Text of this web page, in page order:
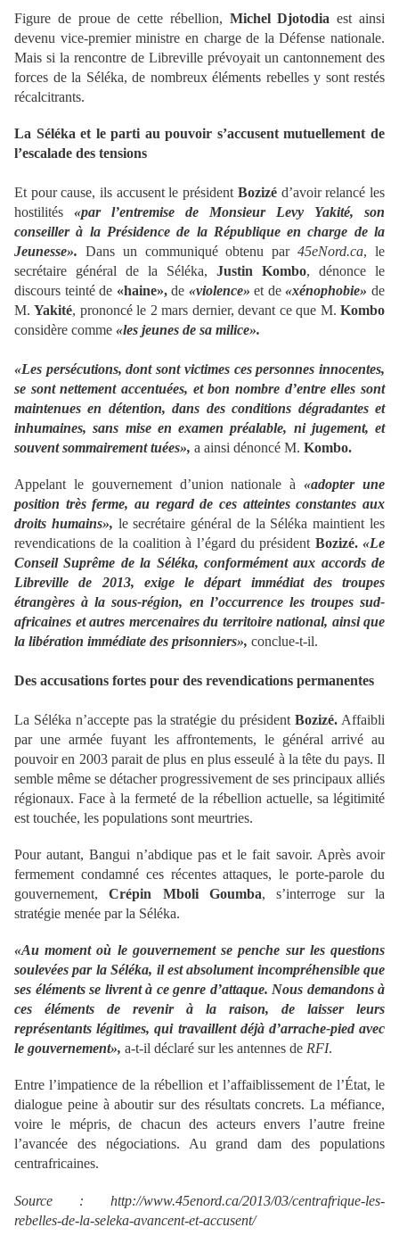
Figure de proue de cette rébellion, Michel Djotodia est ainsi
devenu vice-premier ministre en charge de la Défense nationale.
Mais si la rencontre de Libreville prévoyait un cantonnement des
forces de la Séléka, de nombreux éléments rebelles y sont restés
récalcitrants.
La Séléka et le parti au pouvoir s’accusent mutuellement de
l’escalade des tensions
Et pour cause, ils accusent le président Bozizéd’avoir relancé les
hostilités «par l’entremise de Monsieur Levy Yakité, son
conseiller à la Présidence de la République en charge de la
Jeunesse». Dans un communiqué obtenu par45eNord.ca, le
secrétaire général de la Séléka, Justin Kombo, dénonce le
discours teinté de «haine»,de «violence» et de«xénophobie» de
M.Yakité, prononcé le 2 mars dernier, devant ce que M.Kombo
considère comme «les jeunes de sa milice».
«Les persécutions, dont sont victimes ces personnes innocentes,
se sont nettement accentuées, et bon nombre d’entre elles sont
maintenues en détention, dans des conditions dégradantes et
inhumaines, sans mise en examen préalable, ni jugement, et
souvent sommairement tuées», a ainsi dénoncé M. Kombo.
Appelant le gouvernement d’union nationale à«adopter une
position très ferme, au regard de ces atteintes constantes aux
droits humains», le secrétaire général de la Séléka maintient les
revendications de la coalition à l’égard du président Bozizé. «Le
Conseil Suprême de la Séléka, conformément aux accords de
Libreville de 2013, exige le départ immédiat des troupes
étrangères à la sous-région, en l’occurrence les troupes sud-
africaines et autres mercenaires du territoire national, ainsi que
la libération immédiate des prisonniers», conclue-t-il.
Des accusations fortes pour des revendications permanentes
La Séléka n’accepte pas la stratégie du présidentBozizé. Affaibli
par une armée fuyant les affrontements, le général arrivé au
pouvoir en 2003 parait de plus en plus esseulé à la tête du pays. Il
semble même se détacher progressivement de ses principaux alliés
régionaux. Face à la fermeté de la rébellion actuelle, sa légitimité
est touchée, les populations sont meurtries.
Pour autant, Bangui n’abdique pas et le fait savoir. Après avoir
fermement condamné ces récentes attaques, le porte-parole du
gouvernement,Crépin Mboli Goumba, s’interroge sur la
stratégie menée par la Séléka.
«Au moment où le gouvernement se penche sur les questions
soulevées par la Séléka, il est absolument incompréhensible que
ses éléments se livrent à ce genre d’attaque. Nous demandons à
ces éléments de revenir à la raison, de laisser leurs
représentants légitimes, qui travaillent déjà d’arrache-pied avec
le gouvernement», a-t-il déclaré sur les antennes de RFI.
Entre l’impatience de la rébellion et l’affaiblissement de l’État, le
dialogue peine à aboutir sur des résultats concrets. La méfiance,
voire le mépris, de chacun des acteurs envers l’autre freine
l’avancée des négociations. Au grand dam des populations
centrafricaines.
Source : http://www.45enord.ca/2013/03/centrafrique-les-
rebelles-de-la-seleka-avancent-et-accusent/